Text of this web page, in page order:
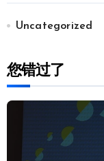
Uncategorized
您错过了